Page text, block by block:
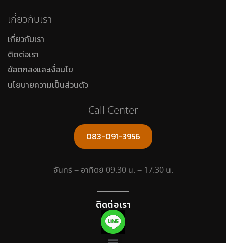
เกี่ยวกับเรา
เกี่ยวกับเรา
ติดต่อเรา
ข้อตกลงและเงื่อนไข
นโยบายความเป็นส่วนตัว
Call Center
083-091-3956
จันทร์ – อาทิตย์ 09.30 น. – 17.30 น.
ติดต่อเรา